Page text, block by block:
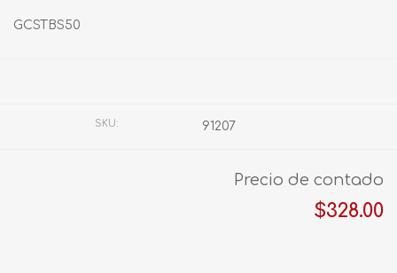
GCSTBS50
SKU: 91207
Precio de contado
$328.00